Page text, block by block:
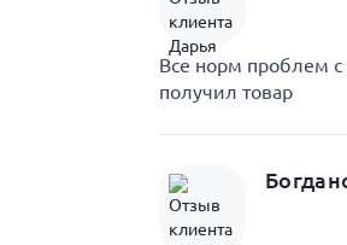
Все норм проблем
получил товар